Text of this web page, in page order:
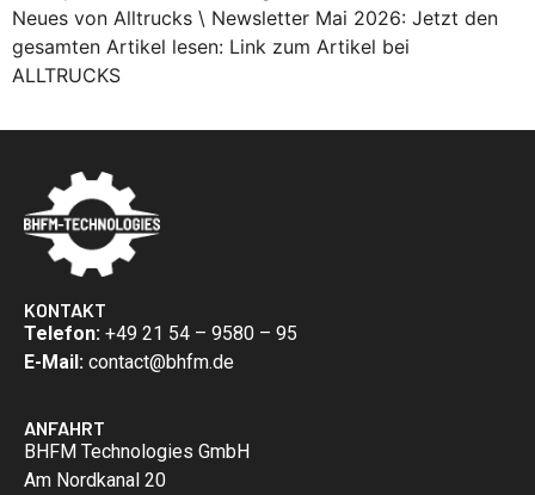
Neues von Alltrucks \ Newsletter Mai 2026: Jetzt den
gesamten Artikel lesen: Link zum Artikel bei
ALLTRUCKS
KONTAKT
Telefon: +49 21 54 – 9580 – 95
E-Mail: contact@bhfm.de
ANFAHRT
BHFM Technologies GmbH
Am Nordkanal 20